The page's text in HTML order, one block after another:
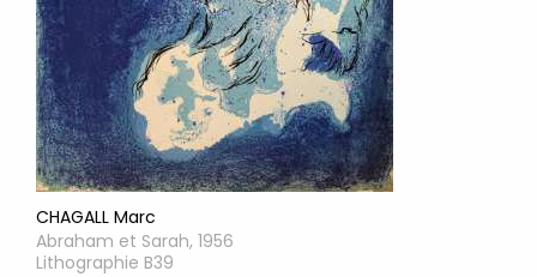
CHAGALL Marc
Abraham et Sarah, 1956
Lithographie B39